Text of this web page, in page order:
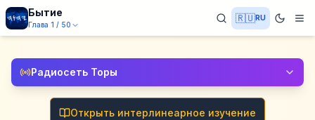
Бытие
Глава 1 / 50
🇷🇺RU
Радиосеть Торы
Открыть интерлинеарное изучение